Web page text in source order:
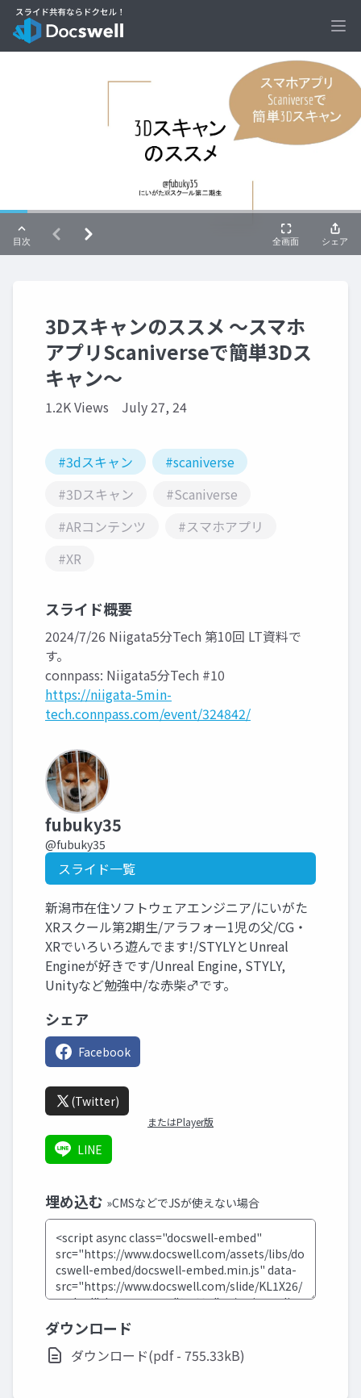
3Dスキャンのススメ ～スマホ
アプリScaniverseで簡単3Dス
キャン～
1.2K Views July 27, 24
#3dスキャン
#scaniverse
#3Dスキャン
#Scaniverse
#ARコンテンツ
#スマホアプリ
#XR
スライド概要
2024/7/26 Niigata5分Tech 第10回 LT資料で
す。
connpass: Niigata5分Tech #10
https://niigata-5min-
tech.connpass.com/event/324842/
fubuky35
@fubuky35
スライド一覧
新潟市在住ソフトウェアエンジニア/にいがた
XRスクール第2期生/アラフォー1児の父/CG・
XRでいろいろ遊んでます!/STYLYとUnreal
Engineが好きです/Unreal Engine, STYLY,
Unityなど勉強中/な赤柴♂です。
シェア
Facebook
(Twitter)
またはPlayer版
LINE
埋め込む »CMSなどでJSが使えない場合
ダウンロード
ダウンロード(pdf - 755.33kB)